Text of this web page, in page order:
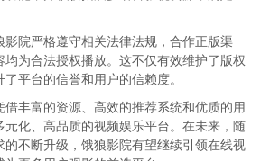
影院严格遵守相关法律法规，合作正版渠
为合法授权播放。这不仅有效维护了版权
平台的信誉和用户的信赖度。
借丰富的资源、高效的推荐系统和优质的用
元化、高品质的视频娱乐平台。在未来，随
的不断升级，饿狼影院有望继续引领在线视